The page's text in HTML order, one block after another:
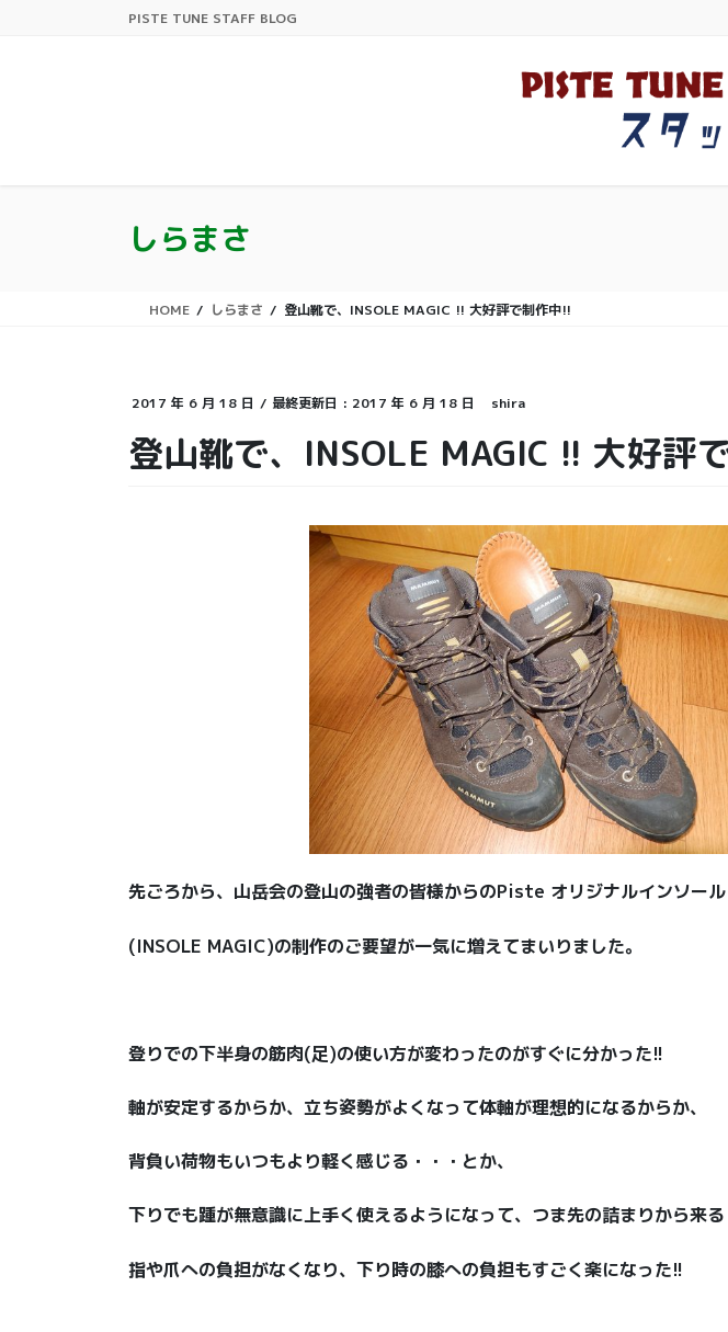
PISTE TUNE STAFF BLOG
しらまさ
HOME しらまさ 登山靴で、INSOLE MAGIC !! 大好評で制作中!!
2017 年 6 月 18 日 / 最終更新日 : 2017 年 6 月 18 日 shira
登山靴で、INSOLE MAGIC !! 大好評
先ごろから、山岳会の登山の強者の皆様からのPiste オリジナルインソール
(INSOLE MAGIC)の制作のご要望が一気に増えてまいりました。
登りでの下半身の筋肉(足)の使い方が変わったのがすぐに分かった!!
軸が安定するからか、立ち姿勢がよくなって体軸が理想的になるからか、
背負い荷物もいつもより軽く感じる・・・とか、
下りでも踵が無意識に上手く使えるようになって、つま先の詰まりから来る
指や爪への負担がなくなり、下り時の膝への負担もすごく楽になった!!